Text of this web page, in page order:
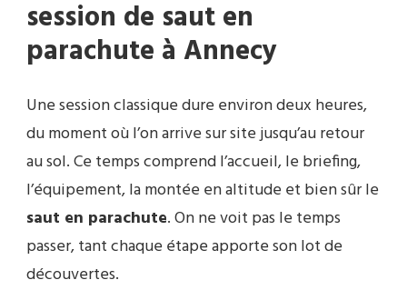
session de saut en
parachute à Annecy
Une session classique dure environ deux heures,
du moment où l’on arrive sur site jusqu’au retour
au sol. Ce temps comprend l’accueil, le briefing,
l’équipement, la montée en altitude et bien sûr le
saut en parachute. On ne voit pas le temps
passer, tant chaque étape apporte son lot de
découvertes.